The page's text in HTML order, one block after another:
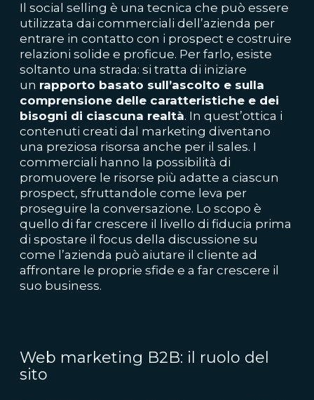
Il social selling è una tecnica che può essere
utilizzata dai commerciali dell’azienda per
entrare in contatto con i prospect e costruire
relazioni solide e proficue. Per farlo, esiste
soltanto una strada: si tratta di iniziare
un rapporto basato sull’ascolto e sulla
comprensione delle caratteristiche e dei
bisogni di ciascuna realtà. In quest’ottica i
contenuti creati dal marketing diventano
una preziosa risorsa anche per il sales. I
commerciali hanno la possibilità di
promuovere le risorse più adatte a ciascun
prospect, sfruttandole come leva per
proseguire la conversazione. Lo scopo è
quello di far crescere il livello di fiducia prima
di spostare il focus della discussione su
come l’azienda può aiutare il cliente ad
affrontare le proprie sfide e a far crescere il
suo business.
Web marketing B2B: il ruolo del
sito